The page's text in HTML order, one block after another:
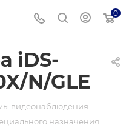
0
iDS-
N/GLE
видеонаблюдения —
назначения